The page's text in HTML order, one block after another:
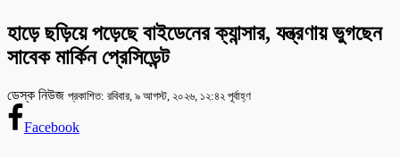
হাড়ে ছড়িয়ে পড়েছে বাইডেনের ক্যান্সার, যন্ত্রণায় ভুগছেন
সাবেক মার্কিন প্রেসিডেন্ট
ডেস্ক নিউজ প্রকাশিত: রবিবার, ৯ আগস্ট, ২০২৬, ১২:৪২ পূর্বাহ্ণ
Facebook